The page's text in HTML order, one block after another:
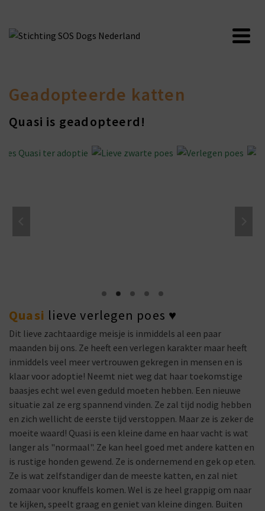
Geadopteerde katten
Quasi is geadopteerd!
Quasi lieve verlegen poes ♥
Dit lieve zachtaardige meisje is inmiddels al een paar
maanden bij ons. Ze heeft een verlegen karakter maar heeft
inmiddels veel meer vertrouwen gekregen in mensen en is
klaar voor adoptie! Neemt niet weg dat haar toekomstige
baasjes echt wel even geduld moeten hebben. Een nieuwe
situatie zal ze erg spannend vinden. Ze zal tijd nodig hebben
en zich wellicht de eerste tijd verstoppen. Maar ze is zeker de
moeite waard! Quasi is een kleine dame en haar vacht is wat
langer als "normaal". Ze kan heel goed met andere katten en
is rustige honden gewend. Ze is ondernemend en gek op eten.
Ze is wat zelfstandiger dan de meeste katten, en zal niet
zomaar voor knuffels komen. Wel is ze heel grappig om naar
te kijken, speelt graag en geniet van kleine dingen. Buiten